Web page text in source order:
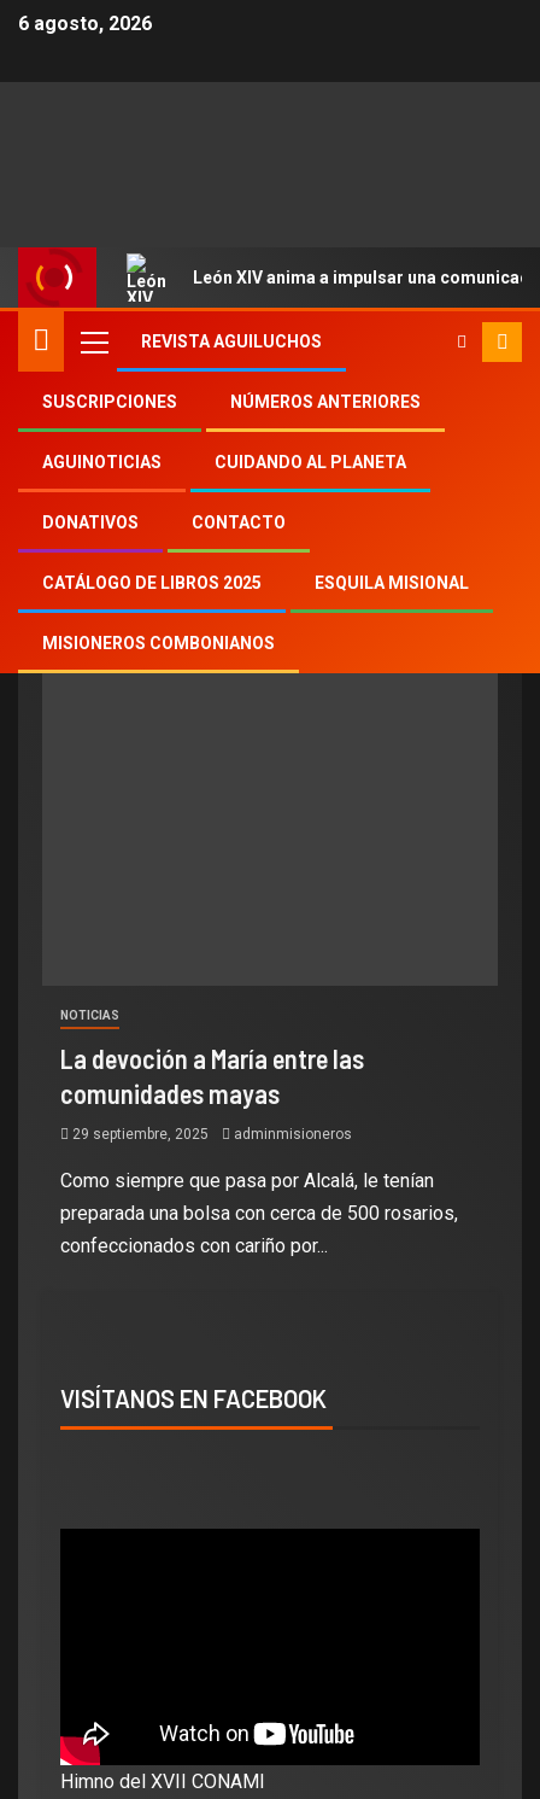
6 agosto, 2026
León XIV anima a impulsar una
REVISTA AGUILUCHOS
SUSCRIPCIONES NÚMEROS ANTERIORES
AGUINOTICIAS CUIDANDO AL PLANETA
DONATIVOS CONTACTO
CATÁLOGO DE LIBROS 2025 ESQUILA MISIONAL
MISIONEROS COMBONIANOS
Inicio Aguinoticias Cancun
Cancun
NOTICIAS
La devoción a María entre las
comunidades mayas
29 septiembre, 2025 adminmisioneros
Como siempre que pasa por Alcalá, le tenían
preparada una bolsa con cerca de 500 rosarios,
confeccionados con cariño por...
VISÍTANOS EN FACEBOOK
Himno del XVII CONAMI